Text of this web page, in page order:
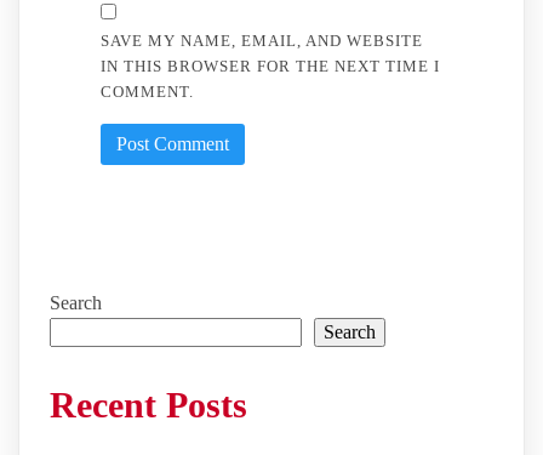
SAVE MY NAME, EMAIL, AND WEBSITE
IN THIS BROWSER FOR THE NEXT TIME I
COMMENT.
Search
Search
Recent Posts